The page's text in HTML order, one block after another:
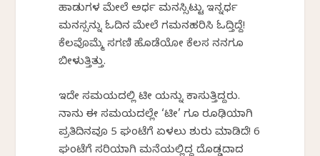
ಹಾಡುಗಳ ಮೇಲೆ ಅರ್ಧ ಮನಸ್ಸಿಟ್ಟು ಇನ್ನರ್ಧ
ಮನಸ್ಸನ್ನು ಓದಿನ ಮೇಲೆ ಗಮನಹರಿಸಿ ಓದ್ತಿದ್ದೆ!
ಕೆಲವೊಮ್ಮೆ ಸಗಣಿ ಹೊಡೆಯೋ ಕೆಲಸ ನನಗೂ
ಬೀಳುತ್ತಿತ್ತು.
ಇದೇ ಸಮಯದಲ್ಲಿ ಟೀ ಯನ್ನು ಕಾಸುತ್ತಿದ್ದರು.
ನಾನು ಈ ಸಮಯದಲ್ಲೇ ‘ಟೀ’ ಗೂ ರೂಢಿಯಾಗಿ
ಪ್ರತಿದಿನವೂ 5 ಘಂಟೆಗೆ ಏಳಲು ಶುರು ಮಾಡಿದೆ! 6
ಘಂಟೆಗೆ ಸರಿಯಾಗಿ ಮನೆಯಲ್ಲಿದ್ದ ದೊಡ್ಡದಾದ